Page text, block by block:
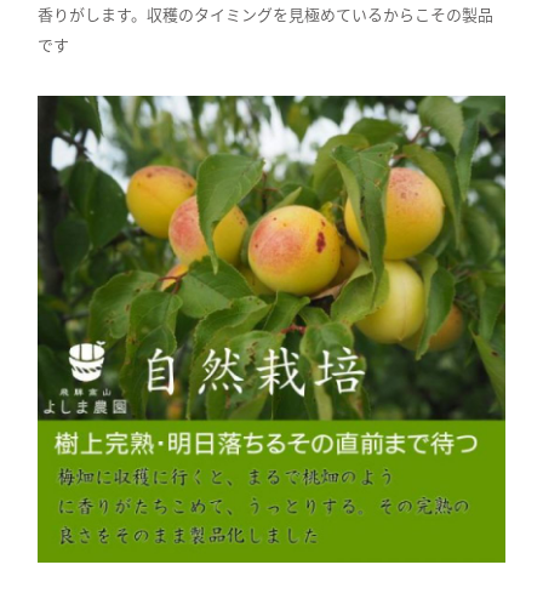
香りがします。収穫のタイミングを見極めているからこその製品
です